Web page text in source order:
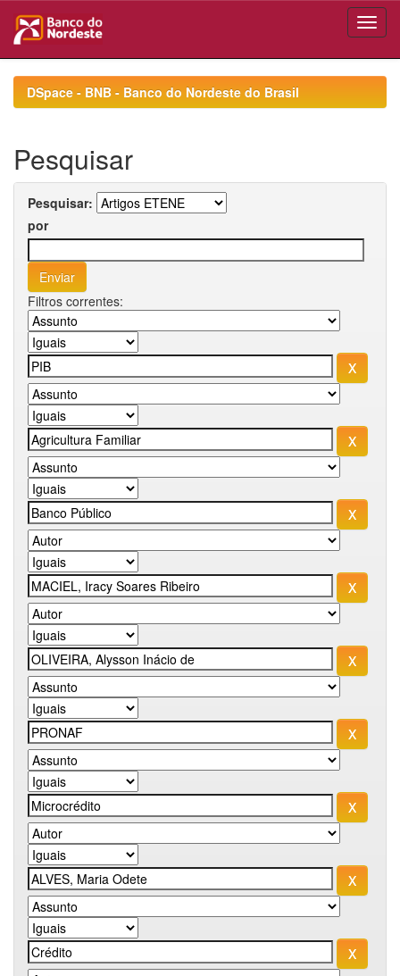
navigationDSpace - BNB - Banco do Nordeste do Brasil
Pesquisar
Pesquisar:
por
Filtros correntes: